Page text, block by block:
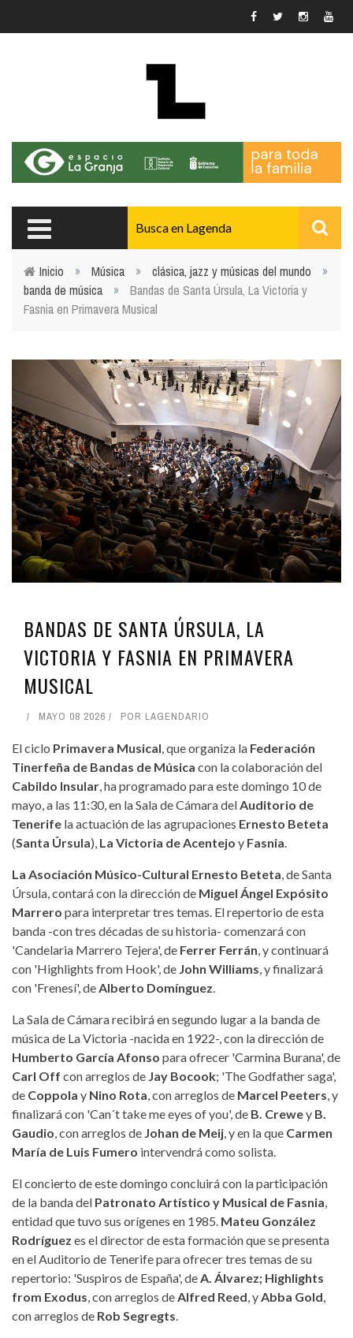
Usted está aquí
Inicio » Música » clásica, jazz y músicas del mundo
»
banda de música
»
Bandas de Santa Úrsula, La Victoria y
Fasnia en Primavera Musical
BANDAS DE SANTA ÚRSULA, LA
VICTORIA Y FASNIA EN PRIMAVERA
MUSICAL
MAYO 08 2026 POR LAGENDARIO
El ciclo Primavera Musical, que organiza la Federación
Tinerfeña de Bandas de Música con la colaboración del
Cabildo Insular, ha programado para este domingo 10 de
mayo, a las 11:30, en la Sala de Cámara delAuditorio de
Tenerife la actuación de las agrupaciones Ernesto Beteta
(Santa Úrsula), La Victoria de Acentejo y Fasnia.
La Asociación Músico-Cultural Ernesto Beteta, de Santa
Úrsula, contará con la dirección de Miguel Ángel Expósito
Marrero para interpretar tres temas. El repertorio de esta
banda -con tres décadas de su historia- comenzará con
'Candelaria Marrero Tejera', de Ferrer Ferrán, y continuará
con 'Highlights from Hook', de John Williams, y finalizará
con 'Frenesí', deAlberto Domínguez.
La Sala de Cámara recibirá en segundo lugar a la banda de
música de La Victoria -nacida en 1922-, con la dirección de
Humberto García Afonso para ofrecer 'Carmina Burana', de
Carl Off con arreglos de Jay Bocook; 'The Godfather saga',
de Coppola y Nino Rota, con arreglos de Marcel Peeters, y
finalizará con 'Can´t take me eyes of you', de B. Crewey B.
Gaudio, con arreglos de Johan de Meij, y en la que Carmen
María de Luis Fumero intervendrá como solista.
El concierto de este domingo concluirá con la participación
de la banda del Patronato Artístico y Musical de Fasnia,
entidad que tuvo sus orígenes en 1985. Mateu González
Rodríguez es el director de esta formación que se presenta
en el Auditorio de Tenerife para ofrecer tres temas de su
repertorio: 'Suspiros de España', deA. Álvarez; Highlights
from Exodus, con arreglos deAlfred Reed, yAbba Gold,
con arreglos de Rob Segregts.